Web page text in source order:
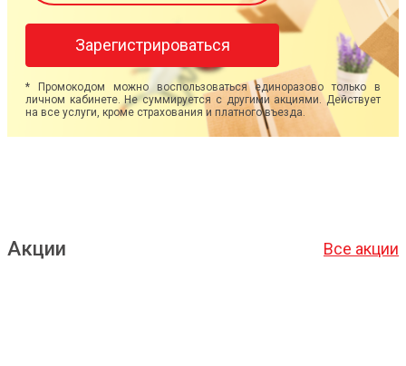
Зарегистрироваться
* Промокодом можно воспользоваться единоразово только в
личном кабинете. Не суммируется с другими акциями. Действует
на все услуги, кроме страхования и платного въезда.
Акции Все акции